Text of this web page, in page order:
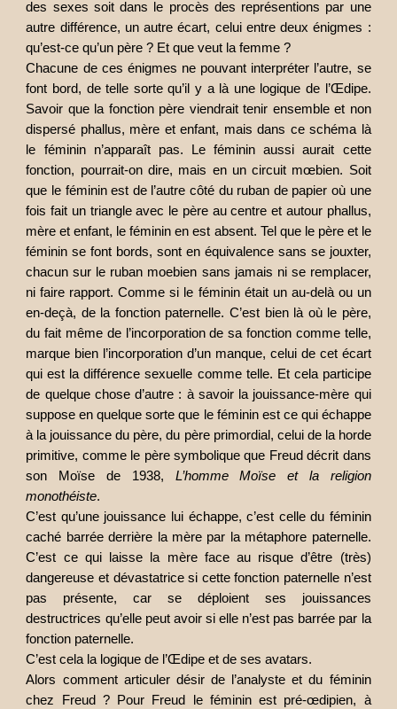
des sexes soit dans le procès des représentions par une
autre différence, un autre écart, celui entre deux énigmes :
qu’est-ce qu’un père ? Et que veut la femme ?
Chacune de ces énigmes ne pouvant interpréter l’autre, se
font bord, de telle sorte qu’il y a là une logique de l’Œdipe.
Savoir que la fonction père viendrait tenir ensemble et non
dispersé phallus, mère et enfant, mais dans ce schéma là
le féminin n’apparaît pas. Le féminin aussi aurait cette
fonction, pourrait-on dire, mais en un circuit mœbien. Soit
que le féminin est de l’autre côté du ruban de papier où une
fois fait un triangle avec le père au centre et autour phallus,
mère et enfant, le féminin en est absent. Tel que le père et le
féminin se font bords, sont en équivalence sans se jouxter,
chacun sur le ruban moebien sans jamais ni se remplacer,
ni faire rapport. Comme si le féminin était un au-delà ou un
en-deçà, de la fonction paternelle. C’est bien là où le père,
du fait même de l’incorporation de sa fonction comme telle,
marque bien l’incorporation d’un manque, celui de cet écart
qui est la différence sexuelle comme telle. Et cela participe
de quelque chose d’autre : à savoir la jouissance-mère qui
suppose en quelque sorte que le féminin est ce qui échappe
à la jouissance du père, du père primordial, celui de la horde
primitive, comme le père symbolique que Freud décrit dans
son Moïse de 1938, L’homme Moïse et la religion
monothéiste.
C’est qu’une jouissance lui échappe, c’est celle du féminin
caché barrée derrière la mère par la métaphore paternelle.
C’est ce qui laisse la mère face au risque d’être (très)
dangereuse et dévastatrice si cette fonction paternelle n’est
pas présente, car se déploient ses jouissances
destructrices qu’elle peut avoir si elle n’est pas barrée par la
fonction paternelle.
C’est cela la logique de l’Œdipe et de ses avatars.
Alors comment articuler désir de l’analyste et du féminin
chez Freud ? Pour Freud le féminin est pré-œdipien, à